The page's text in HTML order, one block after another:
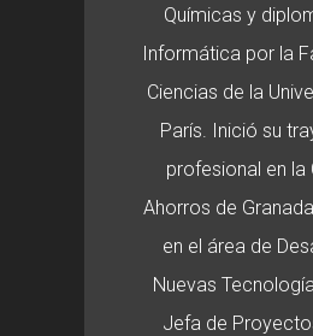
Químicas y
Informática por la
Ciencias de la
París. Inició su
profesional en la
Ahorros de
en el área de
Nuevas
Jefa de